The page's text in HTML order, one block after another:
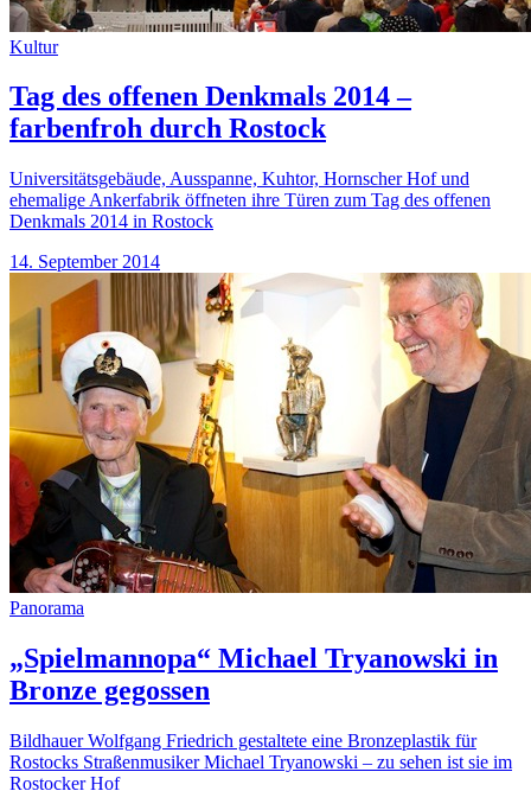
Kultur
Tag des offenen Denkmals 2014 –
farbenfroh durch Rostock
Universitätsgebäude, Ausspanne, Kuhtor, Hornscher Hof und
ehemalige Ankerfabrik öffneten ihre Türen zum Tag des offenen
Denkmals 2014 in Rostock
14. September 2014
Panorama
„Spielmannopa“ Michael Tryanowski in
Bronze gegossen
Bildhauer Wolfgang Friedrich gestaltete eine Bronzeplastik für
Rostocks Straßenmusiker Michael Tryanowski – zu sehen ist sie im
Rostocker Hof